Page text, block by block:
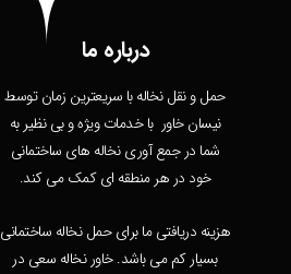
درباره ما
حمل و نقل نخاله با سریعترین زمان توسط
نیسان خاور با خدمات ویژه و بی نظیر به
شما در جمع آوری نخاله های ساختمانی
خود در هر منطقه ای کمک می کند.
هزینه دریافتی ما برای حمل نخاله ساختمانی
بسیار کم می باشد. خاور نخاله سعی در